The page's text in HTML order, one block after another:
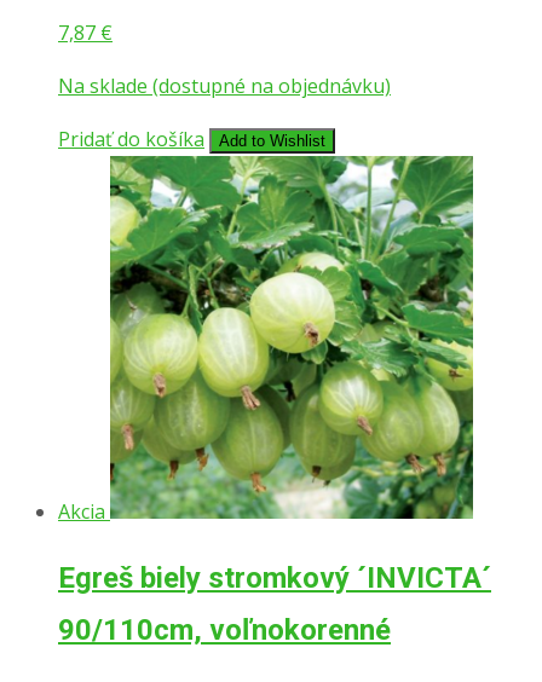
7,87 €
Na sklade (dostupné na objednávku)
Pridať do košíka
Add to Wishlist
Akcia
Egreš biely stromkový ´INVICTA´
90/110cm, voľnokorenné